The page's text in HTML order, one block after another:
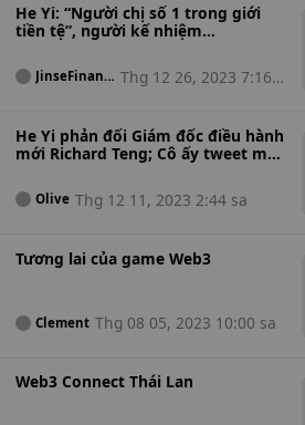
He Yi: “Người chị số 1 trong giới
tiền tệ”, người kế nhiệm
JinseFinanc
Thg 12 26, 2023 7:16 s
He Yi phản đối Giám đốc điều hành
mới Richard Teng; Cô ấy tweet một
giết chết Binance!”
Olive Thg 12 11, 2023 2:44 sa
Tương lai của game Web3
Clement Thg 08 05, 2023 10:00 sa
Web3 Connect Thái Lan